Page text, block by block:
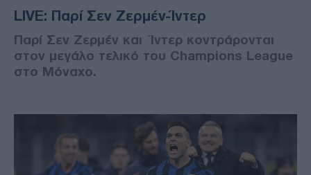
LIVE: Παρί Σεν Ζερμέν-Ίντερ
Παρί Σεν Ζερμέν και Ίντερ κοντράρονται
στον μεγάλο τελικό του Champions League
στο Μόναχο.